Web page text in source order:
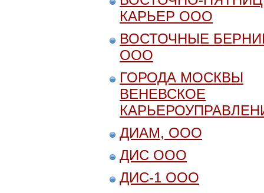
КАРЬЕР ООО
ВОСТОЧНЫЕ
ООО
ГОРОДА МОСКВЫ
ВЕНЕВСКОЕ
ДИАМ, ООО
ДИС ООО
ДИС-1 ООО